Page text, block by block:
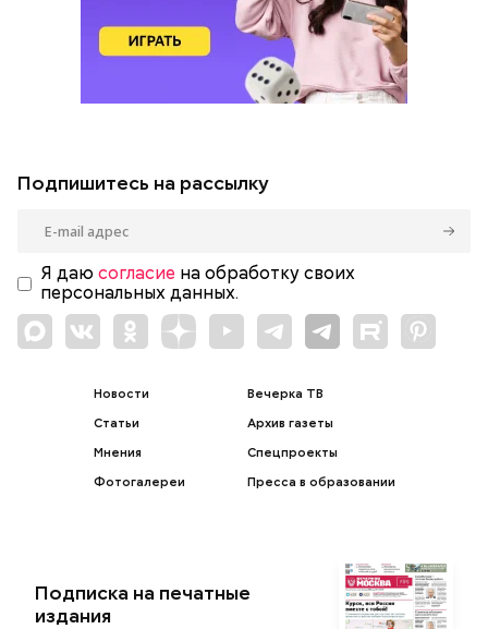
Подпишитесь на рассылку
Я даю согласие на обработку своих
персональных данных.
Новости
Статьи
Мнения
Фотогалереи
Вечерка ТВ
Архив газеты
Спецпроекты
Пресса в образовании
Подписка на печатные
издания